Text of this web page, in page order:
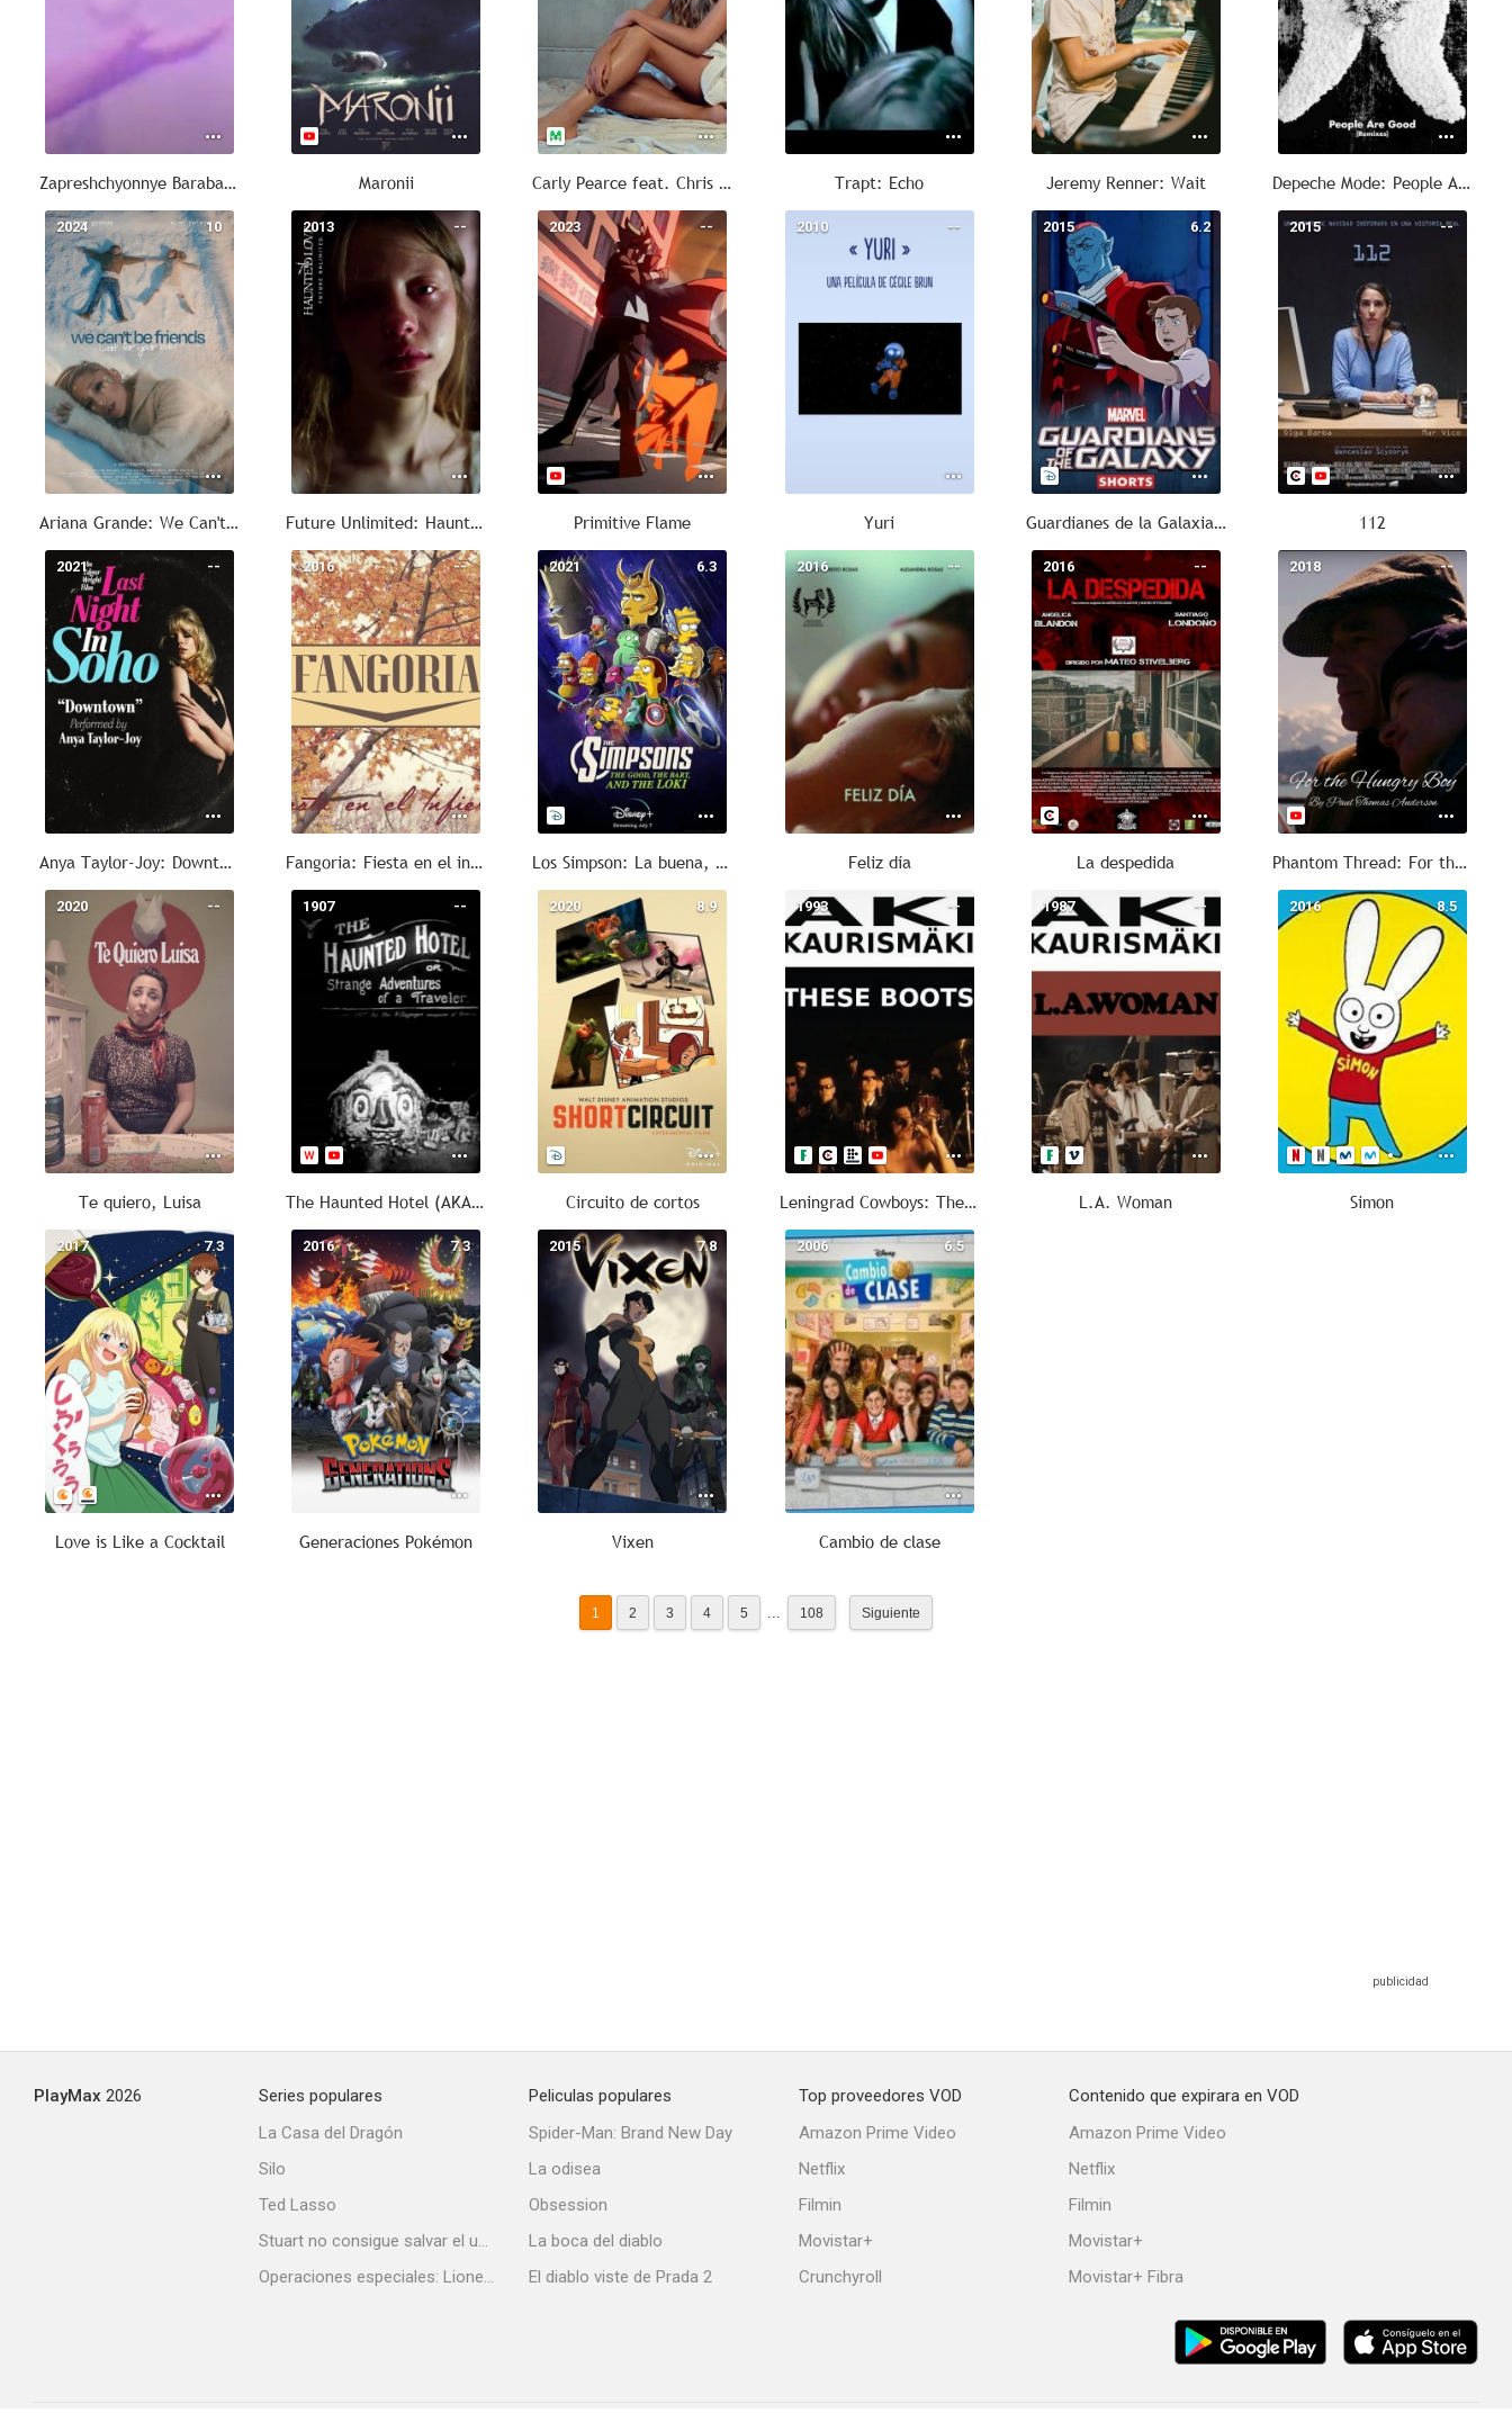
Zapreshchyonnye Barabanshchiki: Kuba ryadom Maronii Carly Pearce feat. Chris Stapleton: We Don't Fight Anymore Trapt: Echo Jeremy Renner: Wait Depeche Mode: People Are Good
10
2024
Ariana Grande: We Can't Be Friends (Wait for Your Love)
--
2013
Future Unlimited: Haunted Love
--
2023
Primitive Flame
--
2010
Yuri
6.2
2015
Guardianes de la Galaxia (Cortos)
--
2015
112
--
2021
Anya Taylor-Joy: Downtown
--
2016
Fangoria: Fiesta en el infierno
6.3
2021
Los Simpson: La buena, el malo y Loki
--
2016
Feliz día
--
2016
La despedida
--
2018
Phantom Thread: For the Hungry Boy
--
2020
Te quiero, Luisa
--
1907
The Haunted Hotel (AKA The Strange Adventures of a Traveler)
8.9
2020
Circuito de cortos
--
1993
Leningrad Cowboys: These Boots
--
1987
L.A. Woman
8.5
2016
Simon
7.3
2017
Love is Like a Cocktail
7.3
2016
Generaciones Pokémon
7.8
2015
Vixen
6.5
2006
Cambio de clase
1 2 3 4 5 ... 108 Siguiente
PlayMax 2026
Series populares
La Casa del Dragón
Silo
Ted Lasso
Stuart no consigue salvar el universo
Operaciones especiales: Lioness
Peliculas populares
Spider-Man: Brand New Day
La odisea
Obsession
La boca del diablo
El diablo viste de Prada 2
Top proveedores VOD
Amazon Prime Video
Netflix
Filmin
Movistar+
Crunchyroll
Contenido que expirara en VOD
Amazon Prime Video
Netflix
Filmin
Movistar+
Movistar+ Fibra